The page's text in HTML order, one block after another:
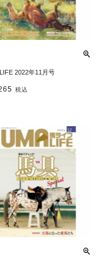
2022年11月号
税込